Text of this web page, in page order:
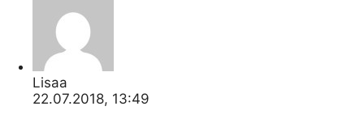
Lisaa
22.07.2018, 13:49